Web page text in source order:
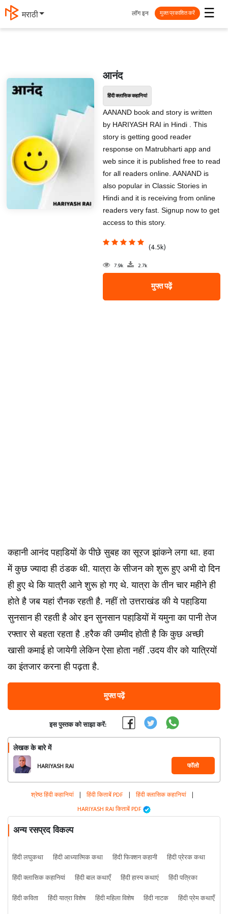
मराठी ☰
लॉग इन मुक्त प्रकाशित करें
आनंद
हिंदी क्लासिक कहानियां
AANAND book and story is written
by HARIYASH RAI in Hindi . This
story is getting good reader
response on Matrubharti app and
web since it is published free to read
for all readers online. AANAND is
also popular in Classic Stories in
Hindi and it is receiving from online
readers very fast. Signup now to get
access to this story.
(4.5k)
7.9k 2.7k
मुफ्त पढ़ें
कहानी आनंद पहाडि़यों के पीछे सुबह का सूरज झांकने लगा था. हवा
में कुछ ज्यादा ही ठंडक थी. यात्रा के सीजन को शुरू हुए अभी दो दिन
ही हुए थे कि यात्री आने शुरू हो गए थे. यात्रा के तीन चार महीने ही
होते है जब यहां रौनक रहती है. नहीं तो उत्तराखंड की ये पहाडि़या
सुनसान ही रहती है ओर इन सुनसान पहाडि़यों में यमुना का पानी तेज
रफ्तार से बहता रहता है .हरैक की उम्मीद होती है कि कुछ अच्छी
खासी कमाई हो जायेगी लेकिन ऐसा होता नहीं .उदय वीर को यात्रियों
का इंतजार करना ही पढ़ता है.
मुफ्त पढ़ें
इस पुस्तक को साझा करें:
लेखक के बारे में
HARIYASH RAI फॉलो
श्रेष्ठ हिंदी कहानियां | हिंदी किताबें PDF | हिंदी क्लासिक कहानियां |
HARIYASH RAI किताबें PDF
अन्य रसप्रद विकल्प
हिंदी लघुकथा हिंदी आध्यात्मिक कथा हिंदी फिक्शन कहानी
हिंदी प्रेरक कथा
हिंदी क्लासिक कहानियां
हिंदी बाल कथाएँ हिंदी हास्य कथाएं
हिंदी पत्रिका
हिंदी कविता
हिंदी यात्रा विशेष हिंदी महिला विशेष हिंदी नाटक
हिंदी प्रेम कथाएँ